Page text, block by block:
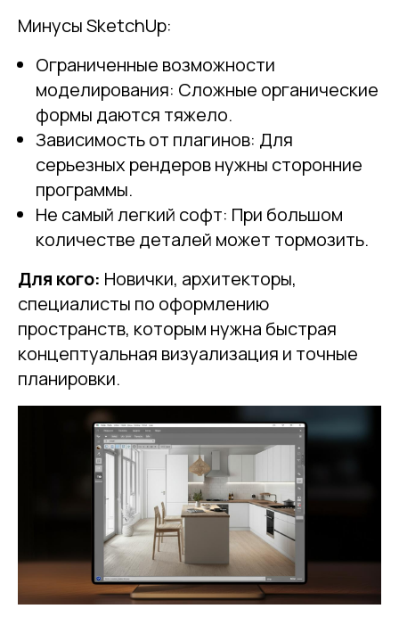
Минусы SketchUp:
Ограниченные возможности
моделирования: Сложные органические
формы даются тяжело.
Зависимость от плагинов: Для
серьезных рендеров нужны сторонние
программы.
Не самый легкий софт: При большом
количестве деталей может тормозить.
Для кого: Новички, архитекторы,
специалисты по оформлению
пространств, которым нужна быстрая
концептуальная визуализация и точные
планировки.